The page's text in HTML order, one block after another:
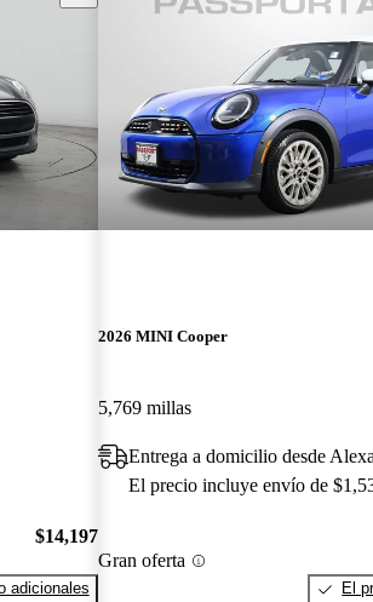
$14,197
adicionales
2026 MINI Cooper
5,769 millas
Entrega a domicilio desde
El precio incluye envío de
Gran oferta
El